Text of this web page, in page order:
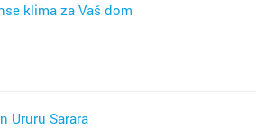
klima za Vaš dom
Ururu Sarara